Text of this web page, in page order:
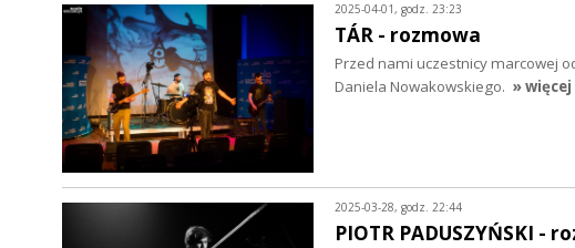
2025-04-01, godz. 23:23
TÁR - rozmowa
Przed nami uczestnicy marcowej
Daniela Nowakowskiego. » więcej
2025-03-28, godz. 22:44
PIOTR PADUSZYŃSKI -